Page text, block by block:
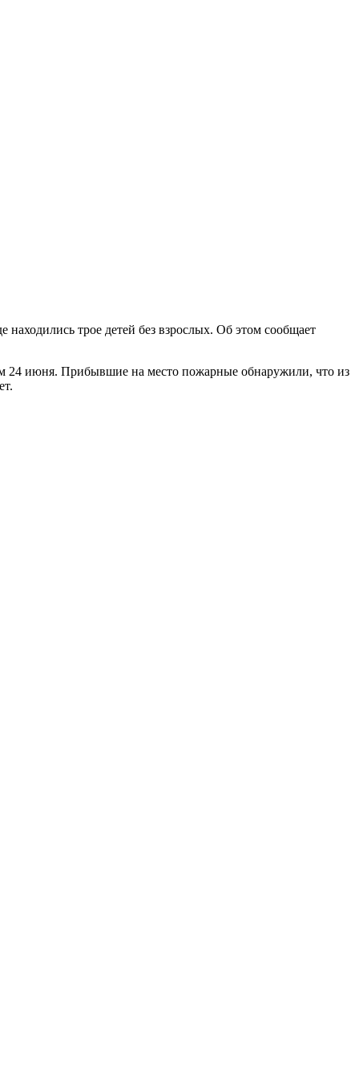
находились трое детей без взрослых. Об этом сообщает
24 июня. Прибывшие на место пожарные обнаружили, что из